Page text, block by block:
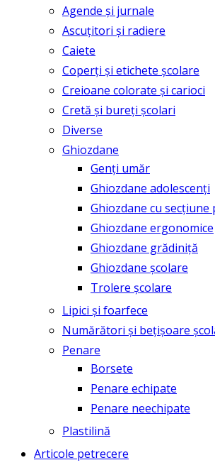
Agende și jurnale
Ascuțitori și radiere
Caiete
Coperți și etichete școlare
Creioane colorate și carioci
Cretă și bureți școlari
Diverse
Ghiozdane
Genți umăr
Ghiozdane adolescenți
Ghiozdane cu
Ghiozdane ergonomice
Ghiozdane grădiniță
Ghiozdane școlare
Trolere școlare
Lipici și foarfece
Numărători și bețișoare
Penare
Borsete
Penare echipate
Penare neechipate
Plastilină
Articole petrecere